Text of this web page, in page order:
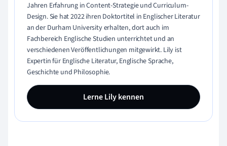
Jahren Erfahrung in Content-Strategie und Curriculum-
Design. Sie hat 2022 ihren Doktortitel in Englischer Literatur
an der Durham University erhalten, dort auch im
Fachbereich Englische Studien unterrichtet und an
verschiedenen Veröffentlichungen mitgewirkt. Lily ist
Expertin für Englische Literatur, Englische Sprache,
Geschichte und Philosophie.
Lerne Lily kennen